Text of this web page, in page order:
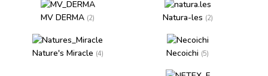
MV DERMA (2) Natura-les (2)
Nature's Miracle (4) Necoichi (5)